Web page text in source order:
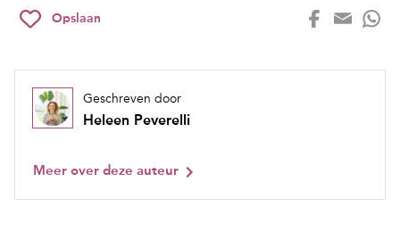
Opslaan
Geschreven door
Heleen Peverelli
Meer over deze auteur